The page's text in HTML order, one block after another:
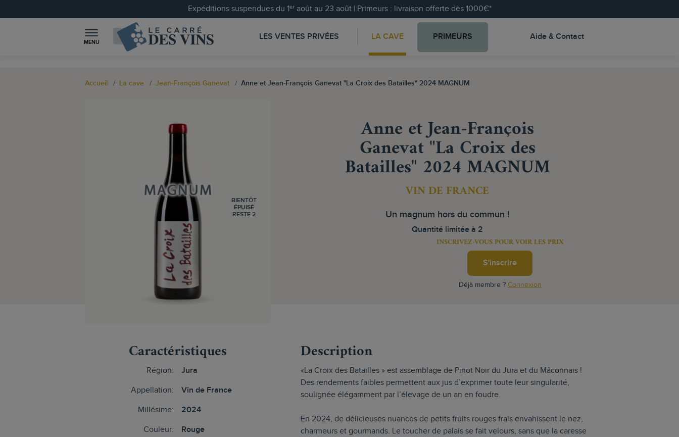
Expéditions suspendues du 1ᵉʳ août au 23 août | Primeurs : livraison offerte dès 1000€*
MENU
LES VENTES PRIVÉES LA CAVE PRIMEURS Aide & Contact
Accueil La cave Jean-François Ganevat Anne et Jean-François Ganevat "La Croix des Batailles" 2024 MAGNUM
BIENTÔT
ÉPUISÉ
RESTE 2
Anne et Jean-François
Ganevat "La Croix des
Batailles" 2024 MAGNUM
VIN DE FRANCE
Un magnum hors du commun !
Quantité limitée à 2
INSCRIVEZ-VOUS POUR VOIR LES PRIX
S'inscrire
Déjà membre ? Connexion
Caractéristiques
Région: Jura
Appellation: Vin de France
Millésime: 2024
Couleur: Rouge
Description
«La Croix des Batailles » est assemblage de Pinot Noir du Jura et du Mâconnais !
Des rendements faibles permettent aux jus d’exprimer toute leur singularité,
soulignée élégamment par l’élevage de un an en foudre.
En 2024, de délicieuses nuances de petits fruits rouges frais envahissent le nez,
charmeurs et gourmands. Le toucher de palais se fait velours, sans que la caresse